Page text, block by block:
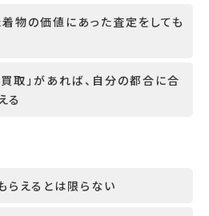
物の価値にあった査定をしても
買取」があれば、自分の都合に合
る
らえるとは限らない